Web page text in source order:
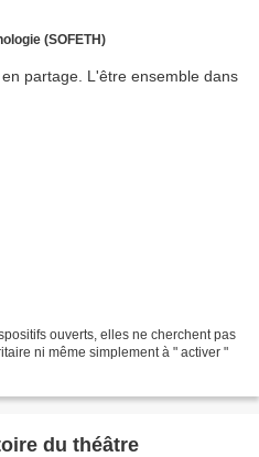
(SOFETH)
ouverts, elles ne cherchent pas
ni même simplement à " activer "
du théâtre